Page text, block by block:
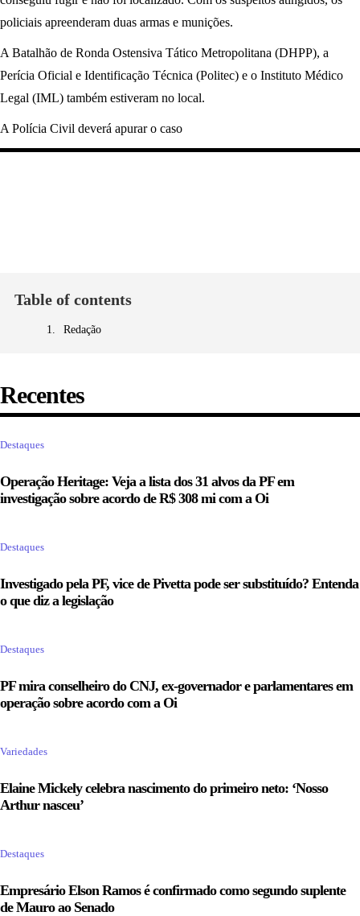
policiais apreenderam duas armas e munições.
A Batalhão de Ronda Ostensiva Tático Metropolitana (DHPP), a
Perícia Oficial e Identificação Técnica (Politec) e o Instituto Médico
Legal (IML) também estiveram no local.
A Polícia Civil deverá apurar o caso
Table of contents
Redação
Recentes
Destaques
Operação Heritage: Veja a lista dos 31 alvos da PF em
investigação sobre acordo de R$ 308 mi com a Oi
Destaques
Investigado pela PF, vice de Pivetta pode ser substituído? Entenda
o que diz a legislação
Destaques
PF mira conselheiro do CNJ, ex-governador e parlamentares em
operação sobre acordo com a Oi
Variedades
Elaine Mickely celebra nascimento do primeiro neto: ‘Nosso
Arthur nasceu’
Destaques
Empresário Elson Ramos é confirmado como segundo suplente
de Mauro ao Senado